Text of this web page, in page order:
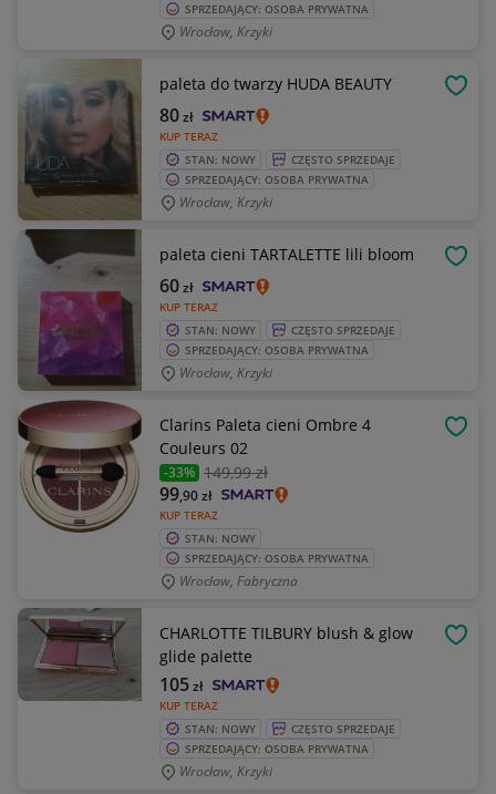
SPRZEDAJĄCY: OSOBA PRYWATNA
Wrocław, Krzyki
paleta do twarzy HUDA BEAUTY
KUP TERAZ
80zł
STAN: NOWY
CZĘSTO SPRZEDAJE
SPRZEDAJĄCY: OSOBA PRYWATNA
Wrocław, Krzyki
paleta cieni TARTALETTE lili bloom
KUP TERAZ
60zł
STAN: NOWY
CZĘSTO SPRZEDAJE
SPRZEDAJĄCY: OSOBA PRYWATNA
Wrocław, Krzyki
Clarins Paleta cieni Ombre 4
Couleurs 02
-33% 149,99 zł
KUP TERAZ
99,90zł
STAN: NOWY
SPRZEDAJĄCY: OSOBA PRYWATNA
Wrocław, Fabryczna
CHARLOTTE TILBURY blush & glow
glide palette
KUP TERAZ
105zł
STAN: NOWY
CZĘSTO SPRZEDAJE
SPRZEDAJĄCY: OSOBA PRYWATNA
Wrocław, Krzyki